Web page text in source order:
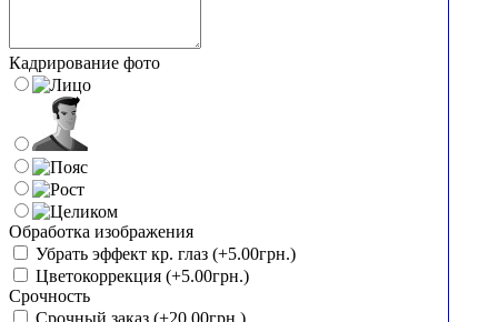
Кадрирование фото
Обработка изображения
Убрать эффект кр. глаз (+5.00грн.)
Цветокоррекция (+5.00грн.)
Срочность